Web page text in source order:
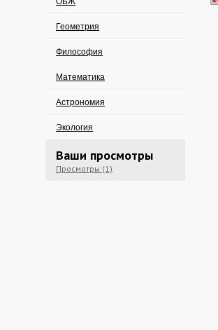
Геометрия
Философия
Математика
Астрономия
Экология
Ваши просмотры
Просмотры (1)